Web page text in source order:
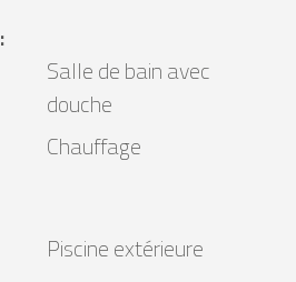
:
Salle de bain avec
douche
Chauffage
Piscine extérieure